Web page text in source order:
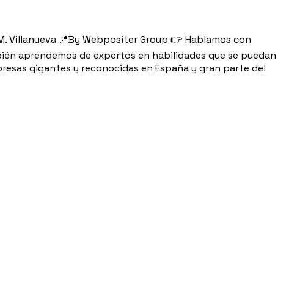
Villanueva 📍By Webpositer Group 👉 Hablamos con
aprendemos de expertos en habilidades que se puedan
gigantes y reconocidas en España y gran parte del